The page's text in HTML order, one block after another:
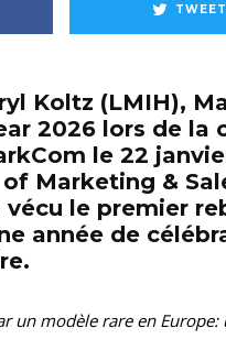
Koltz (LMIH),
2026 lors de la
le 22
Marketing &
le premier
année de
un modèle rare en